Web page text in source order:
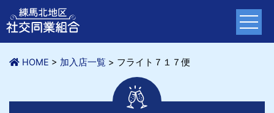
HOME > 加入店一覧 > フライト７１７便